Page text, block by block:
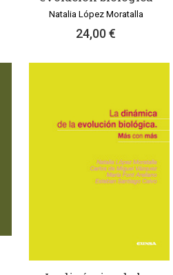
Natalia López Moratalla
24,00 €